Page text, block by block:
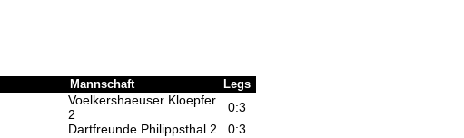
Mannschaft Legs
Voelkershaeuser Kloepfer
2
0:3
Dartfreunde Philippsthal 2
0:3